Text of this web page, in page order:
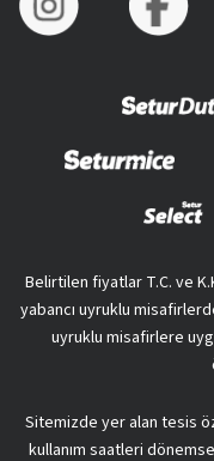
Belirtilen fiyatlar T.C. ve
yabancı uyruklu
uyruklu misafirlere
Sitemizde yer alan tesis
kullanım saatleri